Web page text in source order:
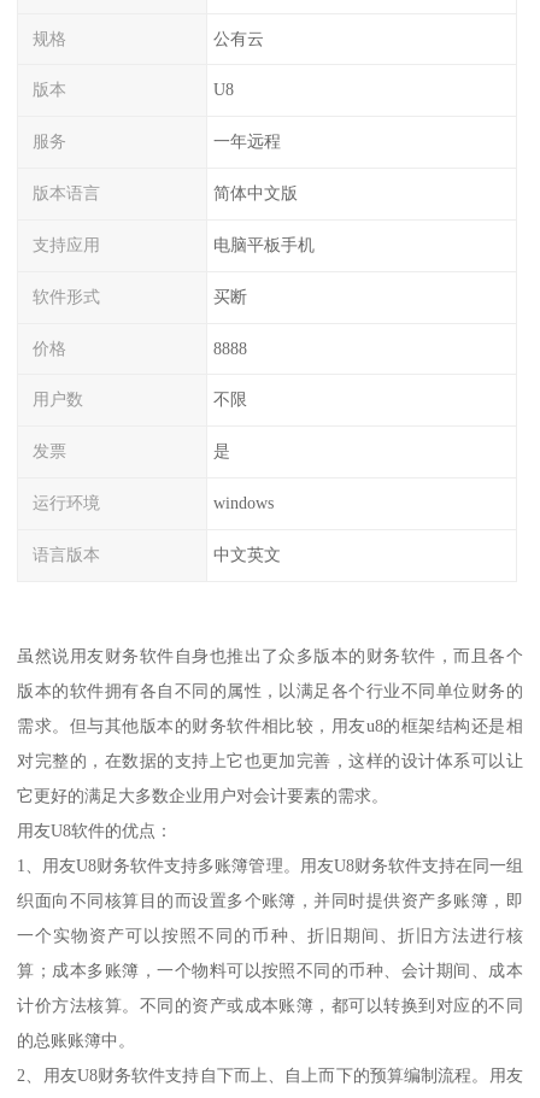
规格 公有云
版本 U8
服务 一年远程
版本语言 简体中文版
支持应用 电脑平板手机
软件形式 买断
价格 8888
用户数 不限
发票 是
运行环境 windows
语言版本 中文英文
虽然说用友财务软件自身也推出了众多版本的财务软件，而且各个
版本的软件拥有各自不同的属性，以满足各个行业不同单位财务的
需求。但与其他版本的财务软件相比较，用友u8的框架结构还是相
对完整的，在数据的支持上它也更加完善，这样的设计体系可以让
它更好的满足大多数企业用户对会计要素的需求。
用友U8软件的优点：
1、用友U8财务软件支持多账簿管理。用友U8财务软件支持在同一组
织面向不同核算目的而设置多个账簿，并同时提供资产多账簿，即
一个实物资产可以按照不同的币种、折旧期间、折旧方法进行核
算；成本多账簿，一个物料可以按照不同的币种、会计期间、成本
计价方法核算。不同的资产或成本账簿，都可以转换到对应的不同
的总账账簿中。
2、用友U8财务软件支持自下而上、自上而下的预算编制流程。用友